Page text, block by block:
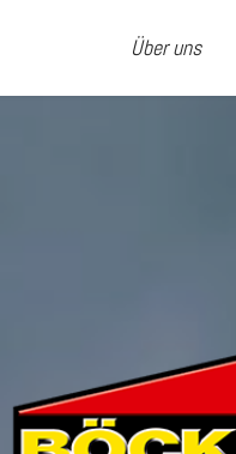
Über uns